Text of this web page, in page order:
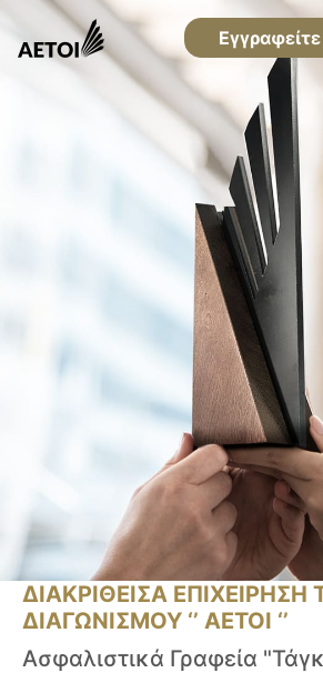
Εγγραφείτε
ΔΙΑΚΡΙΘΕΙΣΑ ΕΠΙΧΕΙΡΗΣΗ
ΔΙΑΓΩΝΙΣΜΟΥ ‘’ ΑΕΤΟΙ ‘’
Ασφαλιστικά Γραφεία